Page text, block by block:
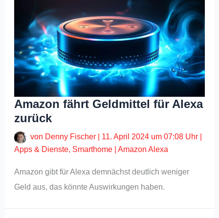
Amazon fährt Geldmittel für Alexa
zurück
von Denny Fischer 11. April 2024 um 07:08 Uhr
Apps & Dienste, Smarthome |Amazon Alexa
Amazon gibt für Alexa demnächst deutlich weniger
Geld aus, das könnte Auswirkungen haben.